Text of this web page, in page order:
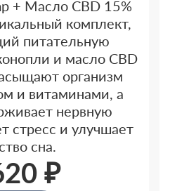
+ Масло CBD 15%
комплект,
питательную
и масло CBD
организм
и витаминами, а
нервную
стресс и улучшает
сна.
₽